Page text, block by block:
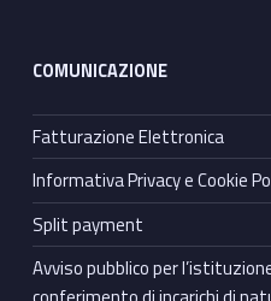
COMUNICAZIONE
Fatturazione Elettronica
Informativa Privacy e Cookie
Split payment
Avviso pubblico per